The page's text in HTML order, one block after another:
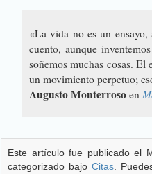
«La vida no es un ensayo,
cuento, aunque
soñemos muchas cosas. El
un movimiento perpetuo;
Augusto Monterroso en
Este artículo fue publicado el
categorizado bajo Citas .